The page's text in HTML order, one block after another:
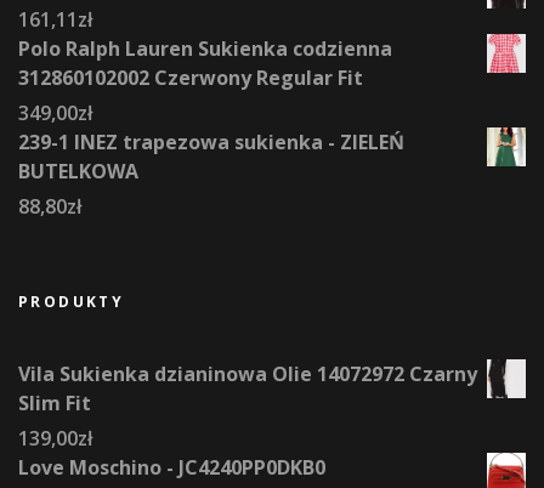
161,11zł
Polo Ralph Lauren Sukienka codzienna
312860102002 Czerwony Regular Fit
349,00zł
239-1 INEZ trapezowa sukienka - ZIELEŃ
BUTELKOWA
88,80zł
PRODUKTY
Vila Sukienka dzianinowa Olie 14072972 Czarny
Slim Fit
139,00zł
Love Moschino - JC4240PP0DKB0